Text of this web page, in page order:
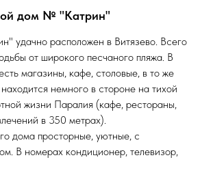
дом № "Катрин"
удачно расположен в Витязево. Всего
от широкого песчаного пляжа. В
магазины, кафе, столовые, в то же
немного в стороне на тихой
жизни Паралия (кафе, рестораны,
в 350 метрах).
дома просторные, уютные, с
В номерах кондиционер, телевизор,